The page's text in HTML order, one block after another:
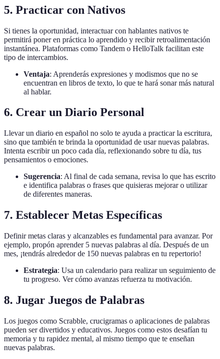
5. Practicar con Nativos
Si tienes la oportunidad, interactuar con hablantes nativos te
permitirá poner en práctica lo aprendido y recibir retroalimentación
instantánea. Plataformas como Tandem o HelloTalk facilitan este
tipo de intercambios.
Ventaja: Aprenderás expresiones y modismos que no se
encuentran en libros de texto, lo que te hará sonar más natural
al hablar.
6. Crear un Diario Personal
Llevar un diario en español no solo te ayuda a practicar la escritura,
sino que también te brinda la oportunidad de usar nuevas palabras.
Intenta escribir un poco cada día, reflexionando sobre tu día, tus
pensamientos o emociones.
Sugerencia: Al final de cada semana, revisa lo que has escrito
e identifica palabras o frases que quisieras mejorar o utilizar
de diferentes maneras.
7. Establecer Metas Específicas
Definir metas claras y alcanzables es fundamental para avanzar. Por
ejemplo, propón aprender 5 nuevas palabras al día. Después de un
mes, ¡tendrás alrededor de 150 nuevas palabras en tu repertorio!
Estrategia: Usa un calendario para realizar un seguimiento de
tu progreso. Ver cómo avanzas refuerza tu motivación.
8. Jugar Juegos de Palabras
Los juegos como Scrabble, crucigramas o aplicaciones de palabras
pueden ser divertidos y educativos. Juegos como estos desafían tu
memoria y tu rapidez mental, al mismo tiempo que te enseñan
nuevas palabras.